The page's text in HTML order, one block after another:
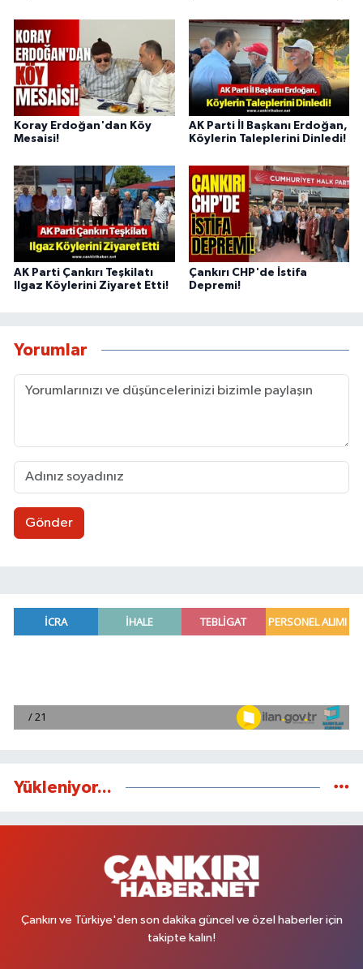
Koray Erdoğan'dan Köy
Mesaisi!
AK Parti İl Başkanı Erdoğan,
Köylerin Taleplerini Dinledi!
AK Parti Çankırı Teşkilatı
Ilgaz Köylerini Ziyaret Etti!
Çankırı CHP'de İstifa
Depremi!
Yorumlar
Gönder
Yükleniyor...
Çankırı ve Türkiye'den son dakika güncel ve özel haberler için
takipte kalın!